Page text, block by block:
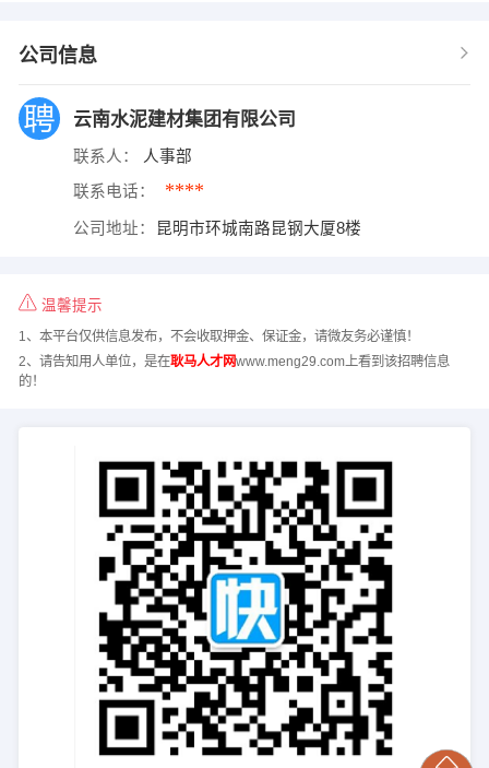
公司信息
云南水泥建材集团有限公司
联系人： 人事部
联系电话： ****
公司地址： 昆明市环城南路昆钢大厦8楼
温馨提示
1、本平台仅供信息发布，不会收取押金、保证金，请微友务必谨慎！
2、请告知用人单位，是在耿马人才网www.meng29.com上看到该招聘信息
的！